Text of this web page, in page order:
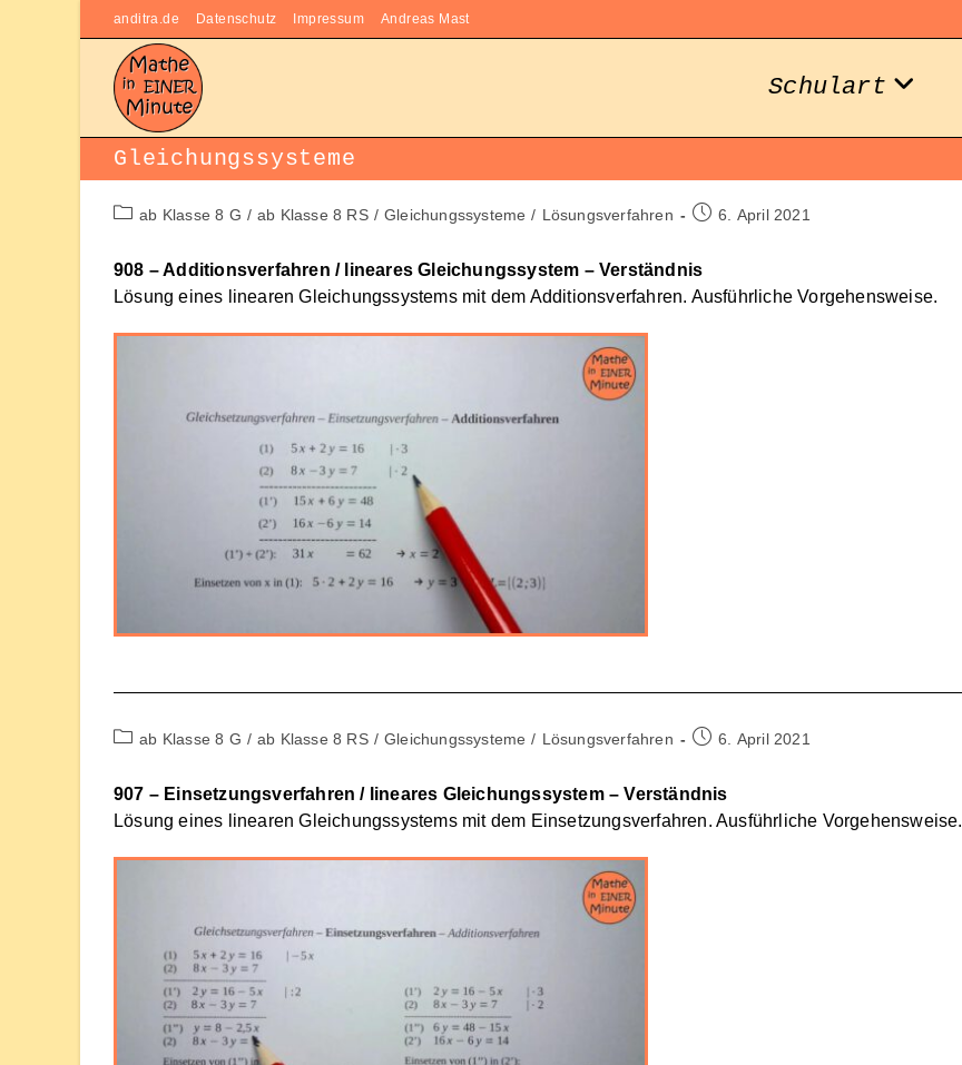
anditra.de Datenschutz Impressum Andreas Mast
Schulart
Gleichungssysteme
Beitrags-
ab Klasse 8 G / ab Klasse 8 RS / Gleichungssysteme / Lösungsverfahren
Beitrag6. April 2021
908 – Additionsverfahren / lineares Gleichungssystem – Verständnis
Lösung eines linearen Gleichungssystems mit dem Additionsverfahren. Ausführliche Vorgehensweise.
Beitrags-
ab Klasse 8 G / ab Klasse 8 RS / Gleichungssysteme / Lösungsverfahren
Beitrag6. April 2021
907 – Einsetzungsverfahren / lineares Gleichungssystem – Verständnis
Lösung eines linearen Gleichungssystems mit dem Einsetzungsverfahren. Ausführliche Vorgehensweise.